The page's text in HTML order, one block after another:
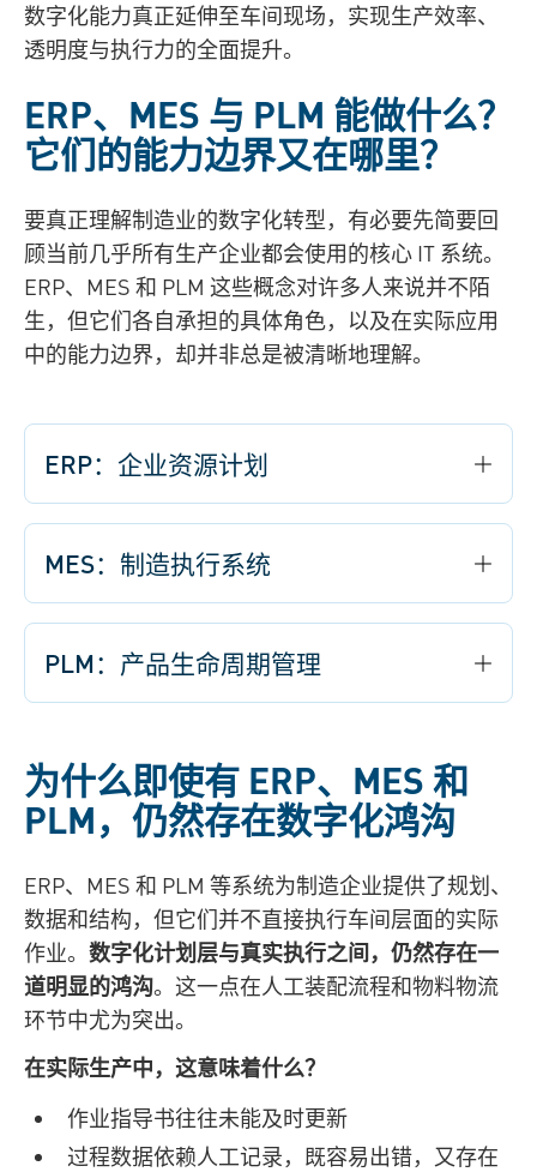
数字化能力真正延伸至车间现场，实现生产效率、
透明度与执行力的全面提升。
ERP、MES 与 PLM 能做什么？
它们的能力边界又在哪里？
要真正理解制造业的数字化转型，有必要先简要回
顾当前几乎所有生产企业都会使用的核心 IT 系统。
ERP、MES 和 PLM 这些概念对许多人来说并不陌
生，但它们各自承担的具体角色，以及在实际应用
中的能力边界，却并非总是被清晰地理解。
ERP：企业资源计划
MES：制造执行系统
PLM：产品生命周期管理
为什么即使有 ERP、MES 和
PLM，仍然存在数字化鸿沟
ERP、MES 和 PLM 等系统为制造企业提供了规划、
数据和结构，但它们并不直接执行车间层面的实际
作业。 数字化计划层与真实执行之间，仍然存在一
道明显的鸿沟。这一点在人工装配流程和物料物流
环节中尤为突出。
在实际生产中，这意味着什么？
作业指导书往往未能及时更新
过程数据依赖人工记录，既容易出错，又存在